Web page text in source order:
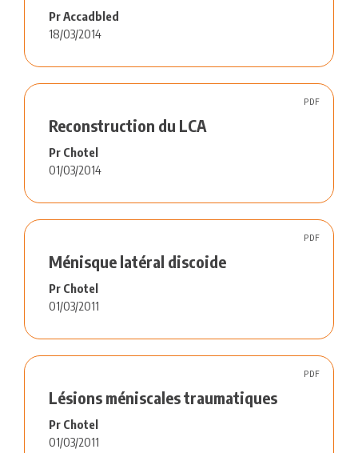
Pr Accadbled
18/03/2014
Reconstruction du LCA
Pr Chotel
01/03/2014
PDF
Ménisque latéral discoide
Pr Chotel
01/03/2011
PDF
Lésions méniscales traumatiques
Pr Chotel
01/03/2011
PDF